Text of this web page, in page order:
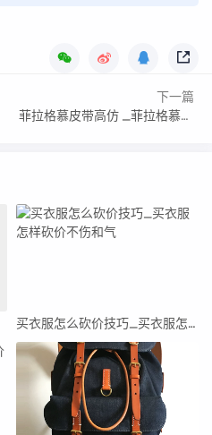
下一篇
菲拉格慕皮带高仿 _菲拉格慕皮带精仿a货对比
买衣服怎么砍价技巧_买衣服怎样砍价不伤和气